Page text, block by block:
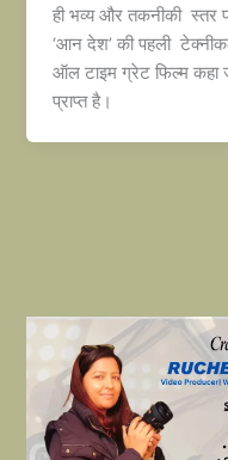
ही भव्य और तकनीकी स्तर
‘आन देश’ की पहली
ऑल टाइम ग्रेट फिल्म कहा
प्राप्त है।